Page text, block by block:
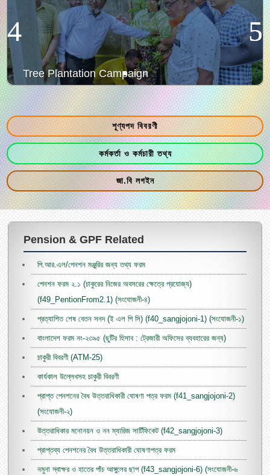
Tree Plantation Campaign
শূণ্যপদ বিবরণী
কর্মকর্তা ও কর্মচারী তথ্য
জা.বি লগইন
Pension & GPF Related
পি.আর.এল/পেনশন মঞ্জুরির জন্য তথ্য ফরম
পেনশন ফরম ২.১ (চাকুরের নিজের অবসরের ক্ষেত্রে প্রযোজ্য)
(f49_PentionFrom2.1) (সংযোজনী-৪)
প্রত্যাশিত শেষ বেতন সনদ (ই এল পি সি) (f40_sangjojoni-1) (সংযোজনী-১)
বাংলাদেশ ফরম নং-২৩৯৫ (ছুটির হিসাব : ট্রেজারী অফিসের ব্যবহারের জন্য)
চাকুরী বিবরণী (ATM-25)
কার্যকাল উল্লেখসহ চাকুরী বিবরণী
প্রাপ্ত পেনশনের বৈধ উত্তরাধিকারী ঘোষণা পত্র ফরম (f41_sangjojoni-2)
(সংযোজনী-২)
উত্তরাধিকার মনোনয়ন ও নন ম্যারিজ সার্টিফিকেট (f42_sangjojoni-3)
প্রাপ্তব্য পেনশনের বৈধ উত্তরাধিকারী ঘোষণাপত্র ফরম
নমুনা স্বাক্ষর ও হাতের পাঁচ আঙ্গুলের ছাপ (f43_sangjojoni-6) (সংযোজনী-৬